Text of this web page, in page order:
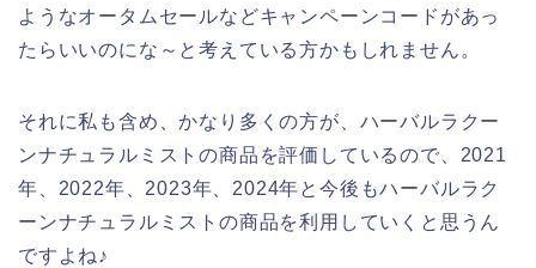
ようなオータムセールなどキャンペーンコードがあっ
たらいいのにな～と考えている方かもしれません。
それに私も含め、かなり多くの方が、ハーバルラクー
ンナチュラルミストの商品を評価しているので、2021
年、2022年、2023年、2024年と今後もハーバルラク
ーンナチュラルミストの商品を利用していくと思うん
ですよね♪